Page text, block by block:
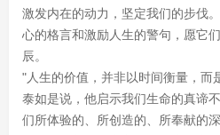
激发内在的动力，坚定我们的步伐
心的格言和激励人生的警句，愿它
辰。
"人生的价值，并非以时间衡量，而
泰如是说，他启示我们生命的真谛
们所体验的、所创造的、所奉献的